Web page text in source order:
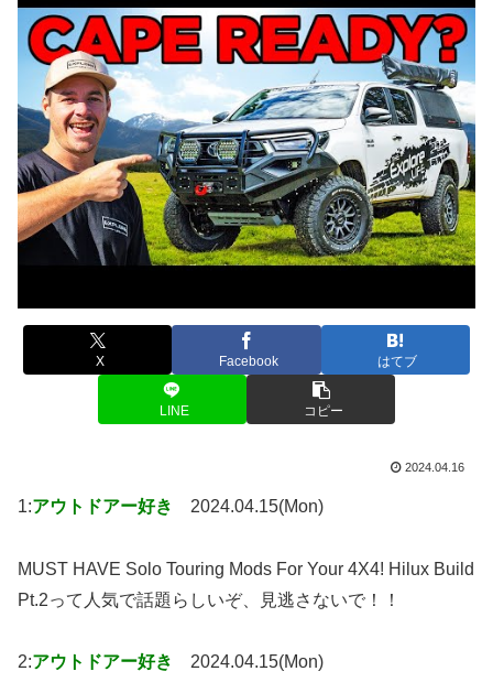
X Facebook はてブ
LINE コピー
2024.04.16
1:アウトドアー好き 2024.04.15(Mon)
MUST HAVE Solo Touring Mods For Your 4X4! Hilux Build
Pt.2って人気で話題らしいぞ、見逃さないで！！
2:アウトドアー好き 2024.04.15(Mon)